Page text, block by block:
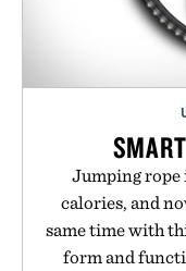
Jumping rope
calories, and
same time with
form and